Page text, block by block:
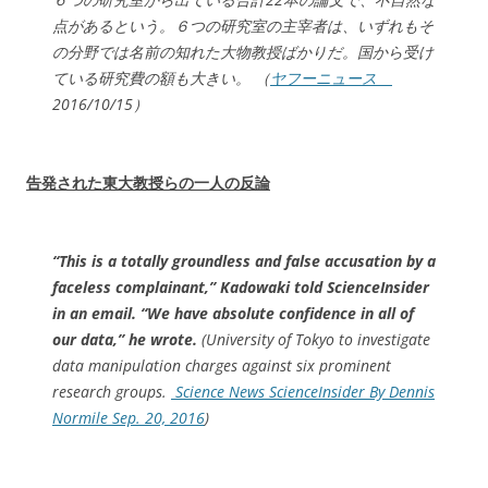
点があるという。６つの研究室の主宰者は、いずれもそ
の分野では名前の知れた大物教授ばかりだ。国から受け
ている研究費の額も大きい。 （ヤフーニュース
2016/10/15）
告発された東大教授らの一人の反論
“This is a totally groundless and false accusation by a
faceless complainant,” Kadowaki told ScienceInsider
in an email. “We have absolute confidence in all of
our data,” he wrote. (University of Tokyo to investigate
data manipulation charges against six prominent
research groups. Science News ScienceInsider By Dennis
Normile Sep. 20, 2016)